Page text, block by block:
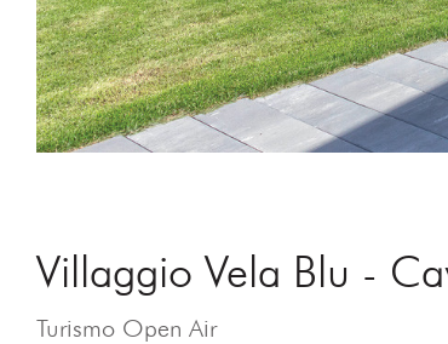
Villaggio Vela Blu -
Turismo Open Air